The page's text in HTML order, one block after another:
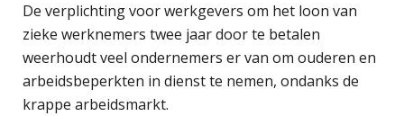
De verplichting voor werkgevers om het loon van
zieke werknemers twee jaar door te betalen
weerhoudt veel ondernemers er van om ouderen en
arbeidsbeperkten in dienst te nemen, ondanks de
krappe arbeidsmarkt.
Tom Berkhout